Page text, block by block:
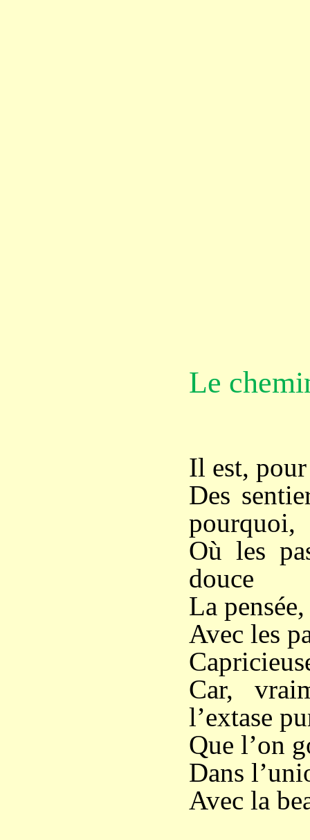
Le
Il est,
Des
pourquoi,
Où les
douce
La
Avec les
Car,
l’extase
Que l’on
Dans
Avec la